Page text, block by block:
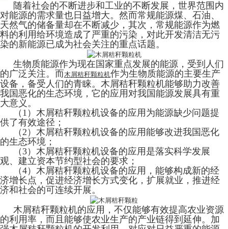
随着社会的不断进步和工业的不断发展，世界范围内
对能源的需求量也日益增大。然而常规能源煤、石油、
天然气的储备量却在不断减少，其次，常规能源作为燃
料的利用给环境造成了严重的污染，对此开发清洁无污
染的新能源已成为社会关注的重点话题。
生物质能源作为现在国家重点发展的能源，受到人们
的广泛关注。而木屑秸秆颗粒机作为生物质能源的主要生产
设备，备受人们的青睐。木屑秸秆颗粒机能够助力改善
我国恶化的生态环境，它的应用对我国能源发展具有重
大意义。
（1）木屑秸秆颗粒机设备的应用为能源缺少问题提
供了有效途径；
（2）木屑秸秆颗粒机设备的应用能够改进我国恶化
的生态环境；
（3）木屑秸秆颗粒机设备的应用是落实科学发展
观、建立资本节约型社会的要求；
（4）木屑秸秆颗粒机设备的应用，能够构成新的经
济增长点，促进经济增长方式变化，扩展就业，推进经
济和社会的可连续开展。
木屑秸秆颗粒机的应用，不仅能够有效提高农业资源
的利用率，而且能够使农业生产的产业链得到延伸。加